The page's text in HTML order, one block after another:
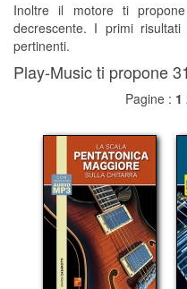
Inoltre il motore ti
decrescente. I primi
pertinenti.
Play-Music ti propone
Pagine : 1